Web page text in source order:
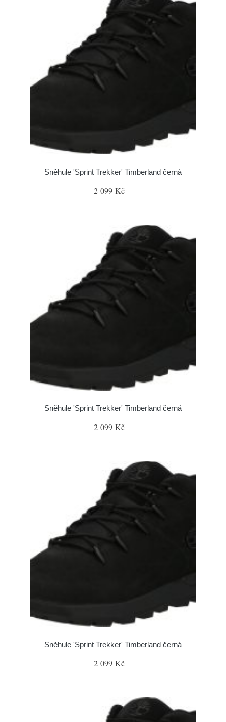
Sněhule 'Sprint Trekker' Timberland černá
2 099 Kč
Sněhule 'Sprint Trekker' Timberland černá
2 099 Kč
Sněhule 'Sprint Trekker' Timberland černá
2 099 Kč